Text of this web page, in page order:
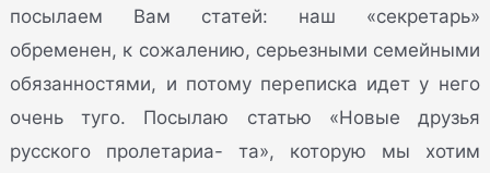
посылаем Вам статей: наш «секретарь»
обременен, к сожалению, серьезными семейными
обязанностями, и потому переписка идет у него
очень туго. Посылаю статью «Новые друзья
русского пролетариа- та», которую мы хотим